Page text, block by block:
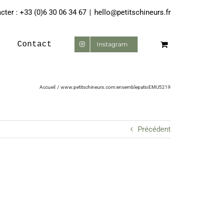
: +33 (0)6 30 06 34 67 | hello@petitschineurs.fr
Contact Instagram
Accueil www.petitschineurs.com:ensemblepatioEMU5219
Précédent